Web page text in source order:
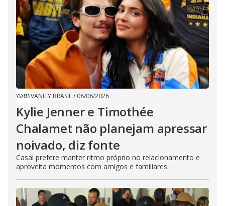
VANITY BRASIL/ 08/08/2026
Kylie Jenner e Timothée
Chalamet não planejam apressar
noivado, diz fonte
Casal prefere manter ritmo próprio no relacionamento e
aproveita momentos com amigos e familiares